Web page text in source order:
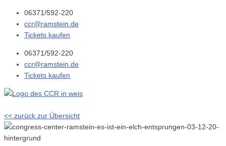
06371/592-220
ccr@ramstein.de
Tickets kaufen
06371/592-220
ccr@ramstein.de
Tickets kaufen
<< zurück zur Übersicht